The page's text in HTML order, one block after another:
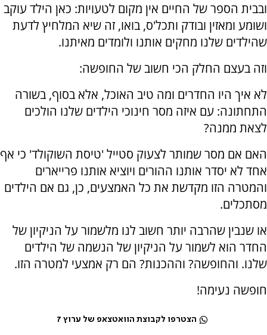
ובבית הספר של החיים אין מקום לטעויות: כאן הילד עוקב
ושומע ומאזין ובודק ותכל'ס, בואו, זה שיא המלחיץ לדעת
שהילדים שלנו מחקים אותנו ולומדים מאיתנו.
וזה בעצם החלק הכי חשוב של החופשה:
לא איך היו החדרים ומה טיב האוכל, אלא בסוף, בשורה
התחתונה: עם איזה מסר חינוכי הילדים שלנו הולכים
לצאת ממנה?
האם אם מסר שמותר לצעוק סטייל 'טיסת השוקולד' כי אף
אחד לא יסדר אותנו ההורים ויוציא אותנו פרייארים
והמטרה הזו מקדשת את כל האמצעים, כן, גם אם הילדים
מסתכלים.
או שנבין שהרבה יותר חשוב לנו מלשמור על הניקיון של
החדר הוא לשמור על הניקיון של הנשמה של הילדים
שלנו. והחופשה? וההכנות? הם רק אמצעי למטרה הזו.
חופשה נעימה!
הצטרפו לקבוצת הוואטצאפ של ערוץ 7